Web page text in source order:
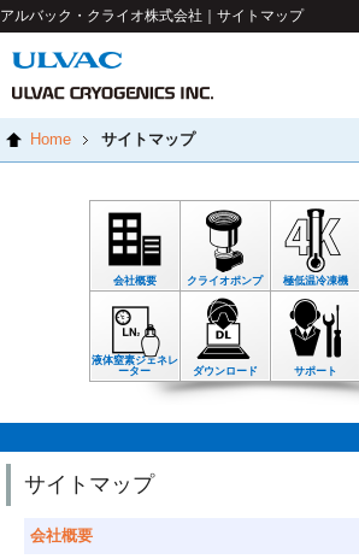
アルバック・クライオ株式会社｜サイトマップ
Home サイトマップ
会社概要 クライオポンプ 極低温冷凍機
液体窒素ジェネレ
ーター
ダウンロード サポート
サイトマップ
会社概要